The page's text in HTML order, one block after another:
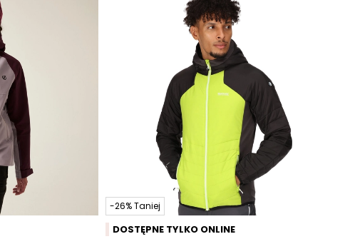
-26% Taniej
DOSTĘPNE TYLKO ONLINE